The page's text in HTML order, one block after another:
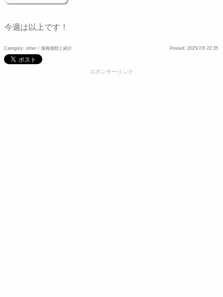
今週は以上です！
Category: other / 漫画感想と紹介 Posted: 2025/7/8 22:35
スポンサーリンク